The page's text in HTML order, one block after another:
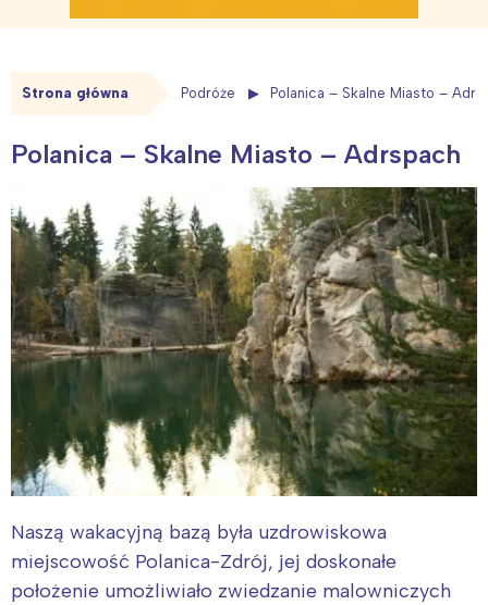
Strona główna Podróże Polanica – Skalne Miasto –
Polanica – Skalne Miasto – Adrspach
Naszą wakacyjną bazą była uzdrowiskowa
miejscowość Polanica-Zdrój, jej doskonałe
położenie umożliwiało zwiedzanie malowniczych